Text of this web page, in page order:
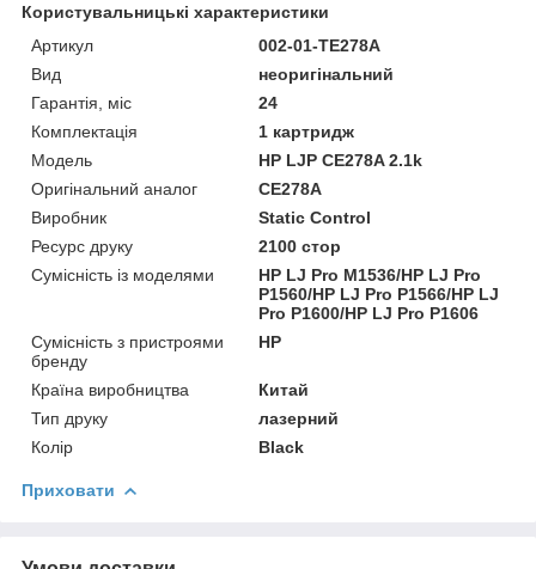
Користувальницькі характеристики
Артикул
002-01-TE278A
Вид
неоригінальний
Гарантія, міс
24
Комплектація
1 картридж
Мoдель
HP LJP CE278A 2.1k
Оригінальний аналог
CE278A
Виробник
Static Control
Ресурс друку
2100 стор
Сумісність із моделями
HP LJ Pro M1536/HP LJ Pro
P1560/HP LJ Pro P1566/HP LJ
Pro P1600/HP LJ Pro P1606
Сумісність з пристроями
бренду
HP
Країна виробництва
Китай
Тип друку
лазерний
Колір
Black
Приховати